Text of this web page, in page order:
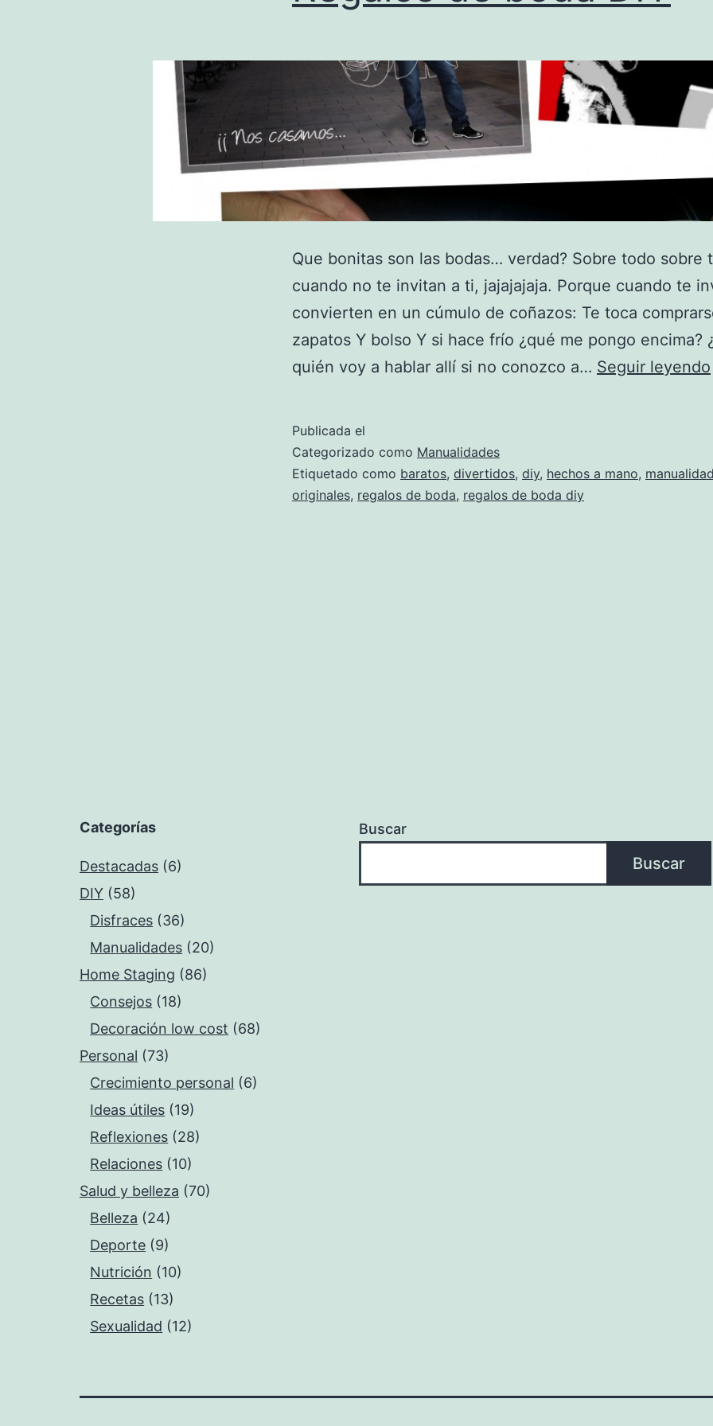
Que bonitas son las bodas… verdad? Sobre todo sobre
cuando no te invitan a ti, jajajajaja. Porque cuando te
convierten en un cúmulo de coñazos: Te toca
zapatos Y bolso Y si hace frío ¿qué me pongo encima?
quién voy a hablar allí si no conozco a… Seguir leyendo
Publicada el
Categorizado como Manualidades
Etiquetado como baratos, divertidos, diy, hechos a mano,
originales, regalos de boda, regalos de boda diy
Categorías
Destacadas (6)
DIY (58)
Disfraces (36)
Manualidades (20)
Home Staging (86)
Consejos (18)
Decoración low cost (68)
Personal (73)
Crecimiento personal (6)
Ideas útiles (19)
Reflexiones (28)
Relaciones (10)
Salud y belleza (70)
Belleza (24)
Deporte (9)
Nutrición (10)
Recetas (13)
Sexualidad (12)
Buscar
Buscar